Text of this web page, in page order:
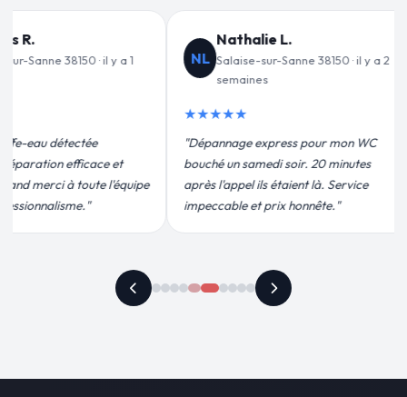
L.
Sanne 38150 · il y a 2
pour mon WC
soir. 20 minutes
étaient là. Service
prix honnête."
JF
Jean-François C.
Salaise-sur-Sanne 38150 · il y a 3
semaines
★★★★★
"Remplacement de mon chauffe-eau en
moins de 2h. Équipe très pro, devis
conforme, chantier propre. Je
recommande vivement."